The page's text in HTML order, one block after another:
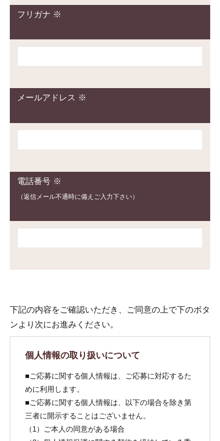
フリガナ ※
メールアドレス ※
電話番号 ※
（返信メール不通時に備えご入力下さい）
の
フ
ィ
下記の内容をご確認いただき、ご同意の上で下のボタ
ンより次にお進みください。
個人情報の取り扱いについて
■ご応募に関する個人情報は、ご応募に対応するた
めに利用します。
■ご応募に関する個人情報は、以下の場合を除き第
三者に開示することはございません。
（1）ご本人の同意がある場合